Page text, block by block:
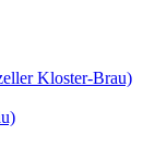
Kloster-Brau)